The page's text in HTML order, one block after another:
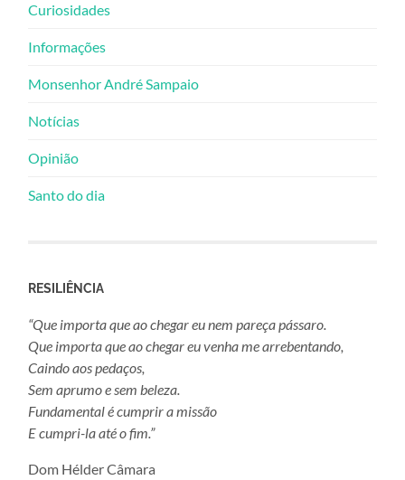
Curiosidades
Informações
Monsenhor André Sampaio
Notícias
Opinião
Santo do dia
RESILIÊNCIA
“Que importa que ao chegar eu nem pareça pássaro.
Que importa que ao chegar eu venha me arrebentando,
Caindo aos pedaços,
Sem aprumo e sem beleza.
Fundamental é cumprir a missão
E cumpri-la até o fim.”
Dom Hélder Câmara